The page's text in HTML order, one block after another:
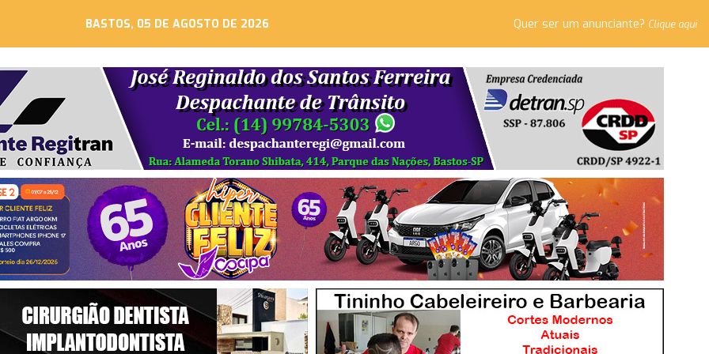
BASTOS, 05 DE AGOSTO DE 2026 Quer ser um anunciante? Clique aqui